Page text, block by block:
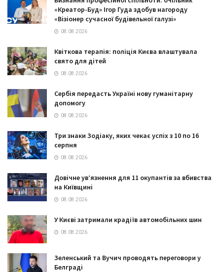
«Креатор-Буд» Ігор Гуда здобув нагороду
«Візіонер сучасної будівельної галузі»
08.08.2026
Квіткова терапія: поліція Києва влаштувала
свято для дітей
08.08.2026
Сербія передасть Україні нову гуманітарну
допомогу
08.08.2026
Три знаки Зодіаку, яких чекає успіх з 10 по 16
серпня
08.08.2026
Довічне ув’язнення для 11 окупантів за вбивства
на Київщині
08.08.2026
У Києві затримали крадіїв автомобільних шин
08.08.2026
Зеленський та Вучич проводять переговори у
Белграді